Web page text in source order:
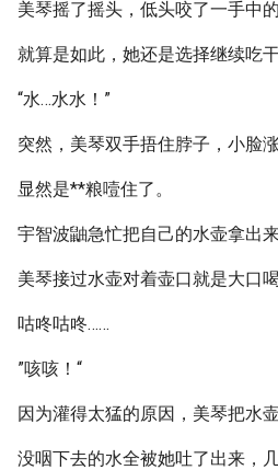
美琴摇了摇头，低头咬了一手中
就算是如此，她还是选择继续吃干
“水…水水！”
突然，美琴双手捂住脖子，小脸
显然是**粮噎住了。
宇智波鼬急忙把自己的水壶拿出
美琴接过水壶对着壶口就是大口喝
咕咚咕咚……
”咳咳！“
因为灌得太猛的原因，美琴把水
没咽下去的水全被她吐了出来，